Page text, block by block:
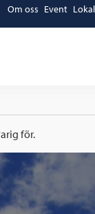
Om oss Event
för.